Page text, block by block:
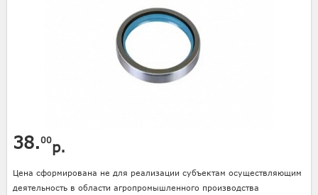
38.00р.
Цена сформирована не для реализации субъектам осуществляющим
деятельность в области агропромышленного производства